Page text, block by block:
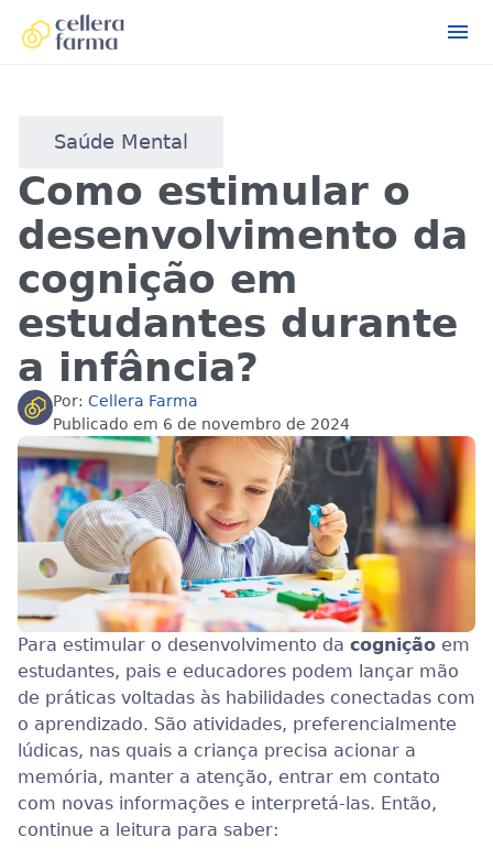
Saúde Mental
Como estimular o
desenvolvimento da
cognição em
estudantes durante
a infância?
Por: Cellera Farma
Publicado em 6 de novembro de 2024
Para estimular o desenvolvimento da cognição em
estudantes, pais e educadores podem lançar mão
de práticas voltadas às habilidades conectadas com
o aprendizado. São atividades, preferencialmente
lúdicas, nas quais a criança precisa acionar a
memória, manter a atenção, entrar em contato
com novas informações e interpretá-las. Então,
continue a leitura para saber: